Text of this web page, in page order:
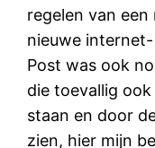
regelen van
nieuwe
Post was ook
die toevallig
staan en door
zien, hier mijn